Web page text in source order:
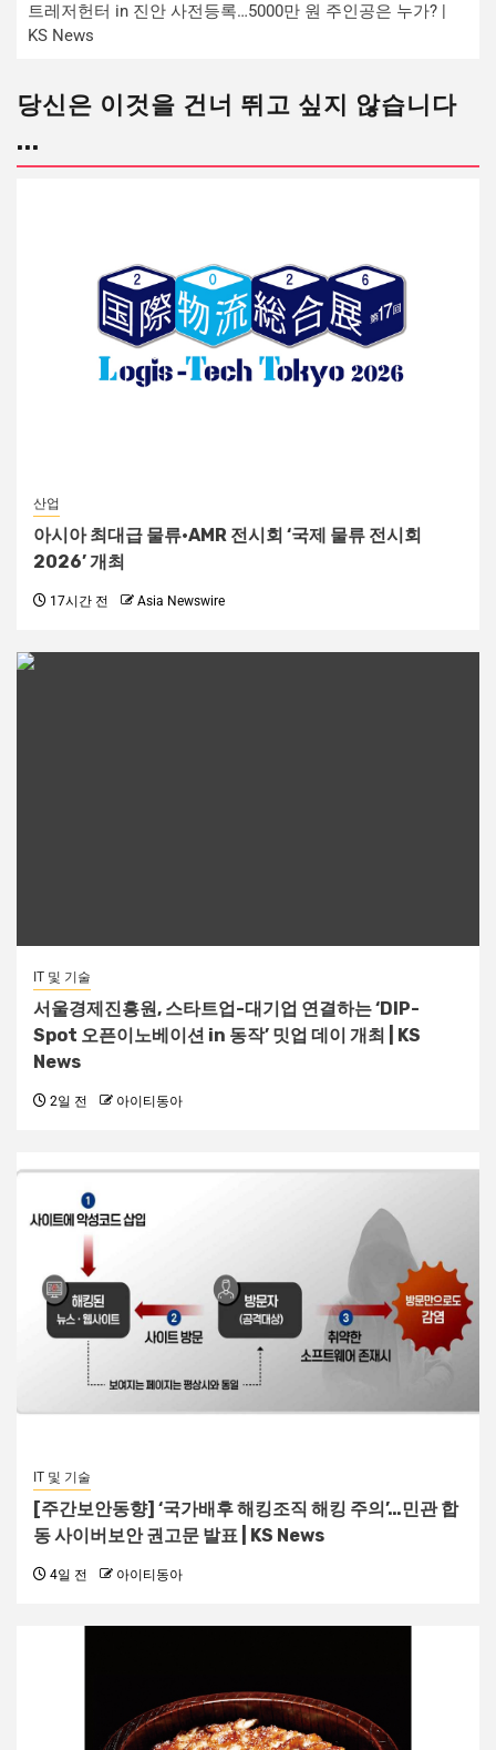
트레저헌터 in 진안 사전등록…5000만 원 주인공은 누가? |
KS News
당신은 이것을 건너 뛰고 싶지 않습니다
...
산업
아시아 최대급 물류·AMR 전시회 ‘국제 물류 전시회
2026’ 개최
17시간 전 Asia Newswire
IT 및 기술
서울경제진흥원, 스타트업-대기업 연결하는 ‘DIP-
Spot 오픈이노베이션 in 동작’ 밋업 데이 개최 | KS
News
2일 전 아이티동아
IT 및 기술
[주간보안동향] ‘국가배후 해킹조직 해킹 주의’…민관 합
동 사이버보안 권고문 발표 | KS News
4일 전 아이티동아